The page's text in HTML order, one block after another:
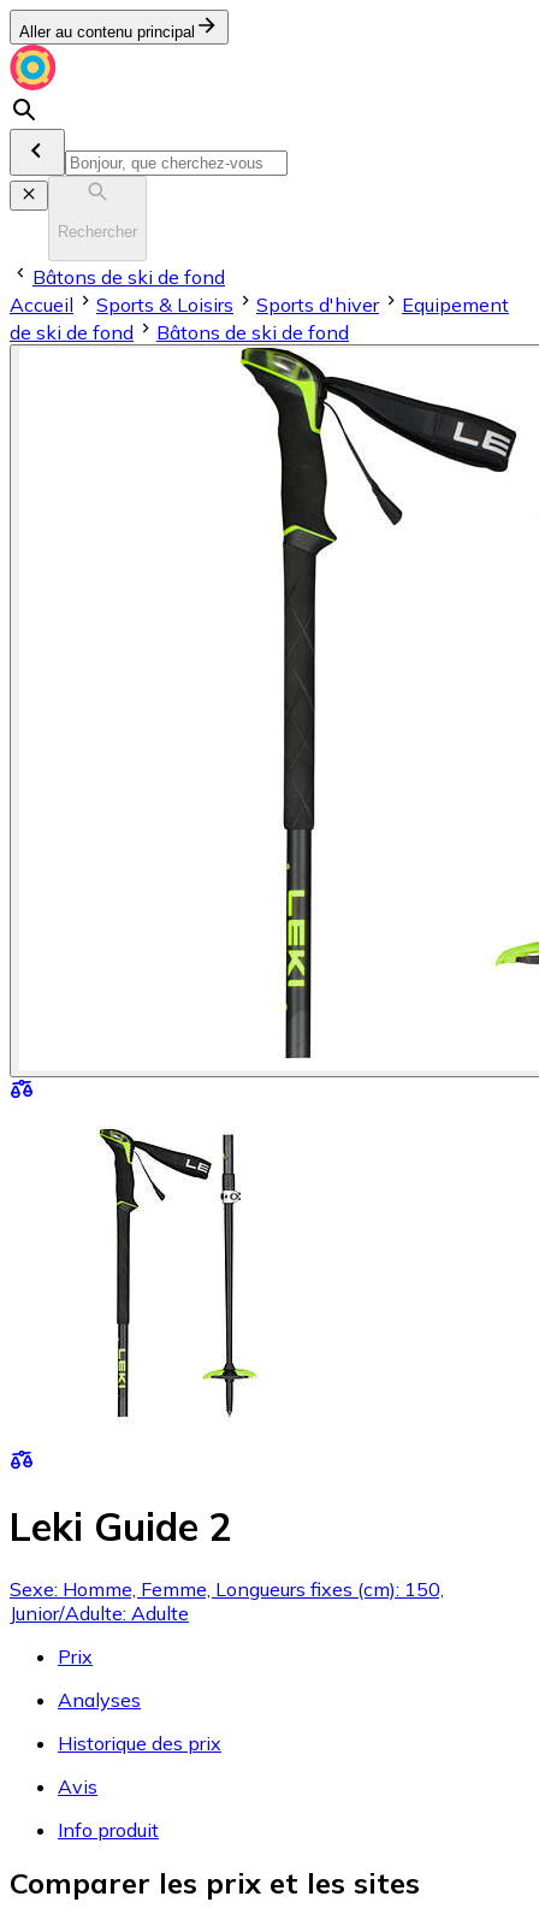
Aller au contenu principal
Rechercher
Bâtons de ski de fond
Accueil
Sports & Loisirs Sports d'hiver
Equipement
de ski de fond
Bâtons de ski de fond
Leki Guide 2
Sexe: Homme, Femme, Longueurs fixes (cm): 150,
Junior/Adulte: Adulte
Prix
Analyses
Historique des prix
Avis
Info produit
Comparer les prix et les sites